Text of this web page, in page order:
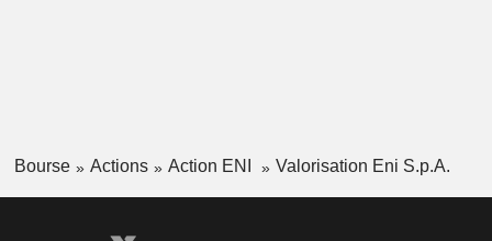
Bourse Actions Action ENI Valorisation Eni S.p.A.